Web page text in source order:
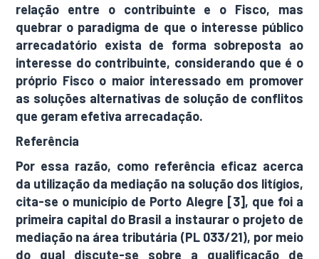
relação entre o contribuinte e o Fisco, mas
quebrar o paradigma de que o interesse público
arrecadatório exista de forma sobreposta ao
interesse do contribuinte, considerando que é o
próprio Fisco o maior interessado em promover
as soluções alternativas de solução de conflitos
que geram efetiva arrecadação.
Referência
Por essa razão, como referência eficaz acerca
da utilização da mediação na solução dos litígios,
cita-se o município de Porto Alegre [3], que foi a
primeira capital do Brasil a instaurar o projeto de
mediação na área tributária (PL 033/21), por meio
do qual discute-se sobre a qualificação de